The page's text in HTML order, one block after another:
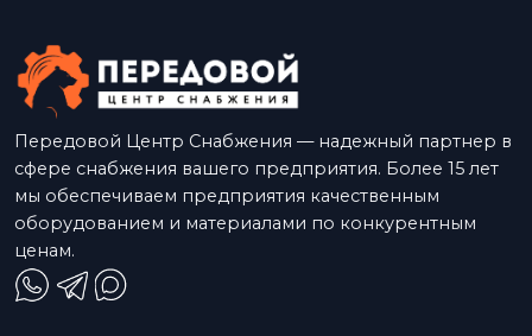
Передовой Центр Снабжения — надежный партнер в
сфере снабжения вашего предприятия. Более 15 лет
мы обеспечиваем предприятия качественным
оборудованием и материалами по конкурентным
ценам.